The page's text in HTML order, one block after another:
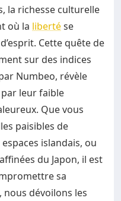
la richesse culturelle
où la libertése
Cette quête de
sur des indices
Numbeo, révèle
leur faible
Que vous
paisibles de
islandais, ou
du Japon, il est
sa
dévoilons les